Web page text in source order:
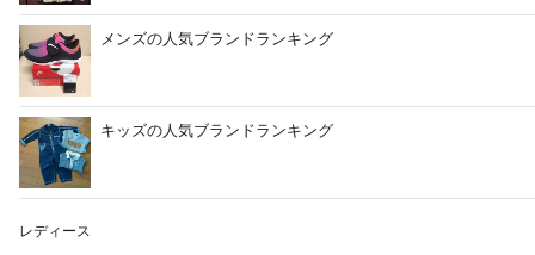
メンズの人気ブランドランキング
キッズの人気ブランドランキング
レディース